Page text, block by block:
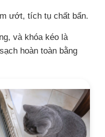
ướt, tích tụ chất bẩn.
và khóa kéo là
hoàn toàn bằng